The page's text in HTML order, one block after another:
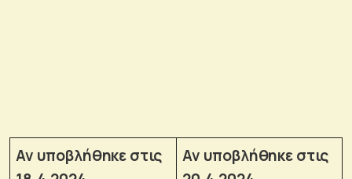
Αν υποβλήθηκε στις
Αν υποβλήθηκε στις